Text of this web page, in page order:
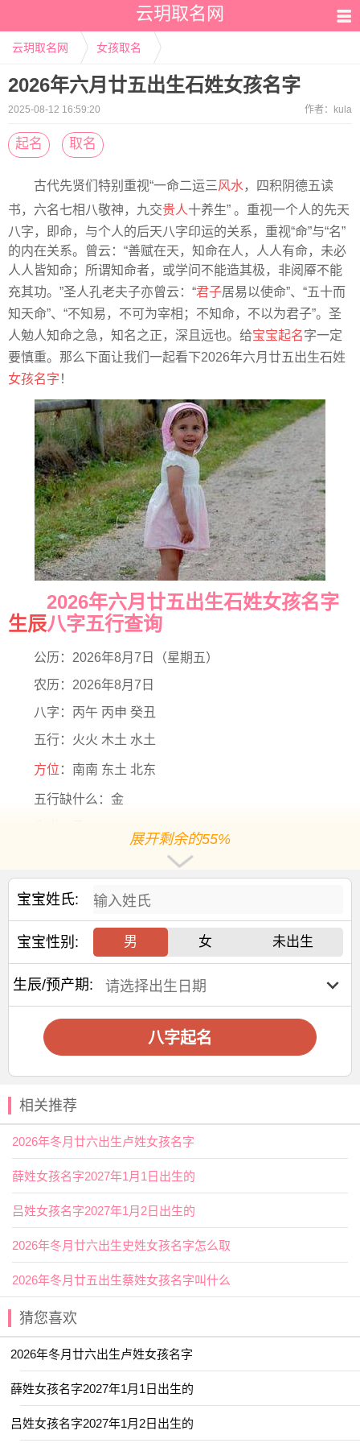
云玥取名网
云玥取名网 女孩取名
2026年六月廿五出生石姓女孩名字
2025-08-12 16:59:20 作者： kula
起名 取名
古代先贤们特别重视“一命二运三风水 ，四积阴德五读
书，六名七相八敬神，九交贵人十养生” 。重视一个人的先天
八字，即命，与个人的后天八字印运的关系，重视“命”与“名”
的内在关系。曾云：“善赋在天，知命在人，人人有命，未必
人人皆知命；所谓知命者，或学问不能造其极，非阅厣不能
充其功。”圣人孔老夫子亦曾云：“君子居易以使命”、“五十而
知天命”、“不知易，不可为宰相；不知命，不以为君子”。圣
人勉人知命之急，知名之正，深且远也。给宝宝起名字一定
要慎重。那么下面让我们一起看下2026年六月廿五出生石姓
女孩名字 ！
2026年六月廿五出生石姓女孩名字
生辰八字五行查询
公历：2026年8月7日（星期五）
农历：2026年8月7日
八字：丙午 丙申 癸丑
五行：火火 木土 水土
方位 ：南南 东土 北东
五行缺什么：金
五行分析：五行【火旺】【土旺】【缺金】，年命
五行是【天河水】，年干支为【丙午】，日主天干为【水】
阳历2026-8-7出生，出生10年2个月10天后起运，阳历
2036-10-17后起运
大运干支：丙辰 丙寅 丙子 丙戌 丙申 丙午 丙辰 丙寅 丙
子
交运年份：
2036 2046 2056 2066 2076 2086 2096 2106 2116
交运年龄：11岁 21岁 31岁 41岁 51岁 61岁 71岁 81
岁 91岁
2026年六月廿五出生石姓女孩名字
宜用字
【佩】系在衣带上的玉饰；挂，带；钦佩，敬仰；携
带，随身拿着。用作人名意指风度翩翩、文雅、才华横溢之
义；
崇、尊重。用作人名意指高尚的品质、尊贵高雅、理想远
大、尊重他人之义；
2026年六月廿五出生石姓女孩名字
好名字推荐
【皙然】 【晴羽】 【琬郡】 【宛迎】
【瑞希】 【屹瑶】 【韵瑾】 【桐华】
【童夕】 【芷熙】 【琳紫】 【舒玥】
展开剩余的55%
宝宝姓氏:
宝宝性别: 男 女 未出生
生辰/预产期:
八字起名
相关推荐
2026年冬月廿六出生卢姓女孩名字
薛姓女孩名字2027年1月1日出生的
吕姓女孩名字2027年1月2日出生的
2026年冬月廿六出生史姓女孩名字怎么取
2026年冬月廿五出生蔡姓女孩名字叫什么
猜您喜欢
2026年冬月廿六出生卢姓女孩名字
薛姓女孩名字2027年1月1日出生的
吕姓女孩名字2027年1月2日出生的